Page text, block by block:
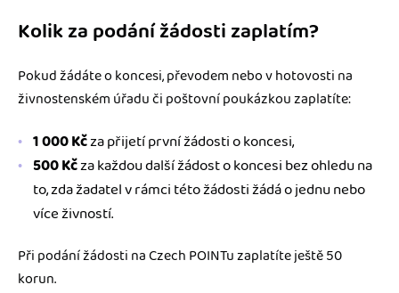
Kolik za podání žádosti zaplatím?
Pokud žádáte o koncesi, převodem nebo v hotovosti na
živnostenském úřadu či poštovní poukázkou zaplatíte:
1 000 Kčza přijetí první žádosti o koncesi,
500 Kčza každou další žádost o koncesi bez ohledu na
to, zda žadatel v rámci této žádosti žádá o jednu nebo
více živností.
Při podání žádosti na Czech POINTu zaplatíte ještě 50
korun.